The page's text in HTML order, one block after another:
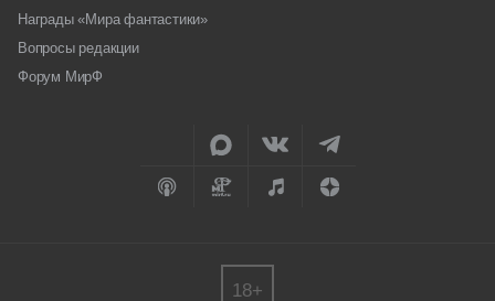
Награды «Мира фантастики»
Вопросы редакции
Форум МирФ
18+